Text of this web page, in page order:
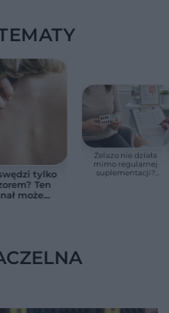
tylko
Ten
może
Żelazo nie działa
mimo regularnej
suplementacji?